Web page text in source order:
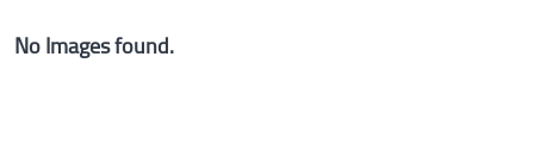
No Images found.